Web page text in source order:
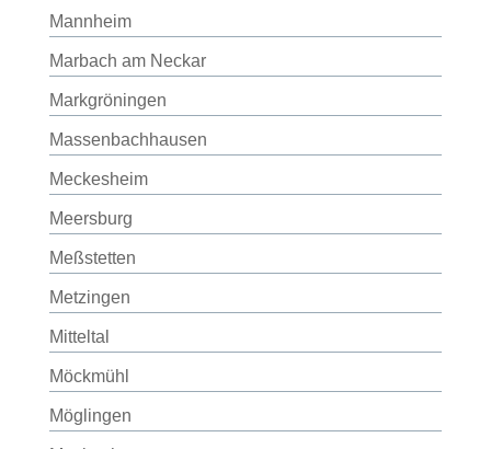
Mannheim
Marbach am Neckar
Markgröningen
Massenbachhausen
Meckesheim
Meersburg
Meßstetten
Metzingen
Mitteltal
Möckmühl
Möglingen